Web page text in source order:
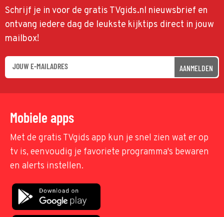
Schrijf je in voor de gratis TVgids.nl nieuwsbrief en
ontvang iedere dag de leukste kijktips direct in jouw
mailbox!
AANMELDEN
Mobiele apps
Met de gratis TVgids app kun je snel zien wat er op
tv is, eenvoudig je favoriete programma's bewaren
en alerts instellen.